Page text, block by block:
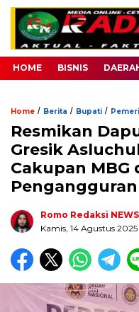
HOME BISNIS
Home / Berita / Bupati /
Resmikan
Gresik
Cakupan MBG
Pengangguran
Romo Redaksi NEWS
Kamis, 14 Agustus 2025